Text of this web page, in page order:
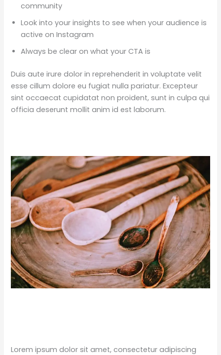
community
Look into your insights to see when your audience is
active on Instagram
Always be clear on what your CTA is
Duis aute irure dolor in reprehenderit in voluptate velit
esse cillum dolore eu fugiat nulla pariatur. Excepteur
sint occaecat cupidatat non proident, sunt in culpa qui
officia deserunt mollit anim id est laborum.
Lorem ipsum dolor sit amet, consectetur adipiscing